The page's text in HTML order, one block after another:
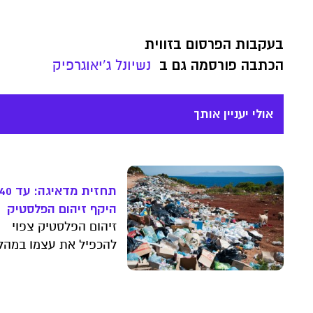
בעקבות הפרסום בזווית
הכתבה פורסמה גם ב נשיונל ג'יאוגרפיק
אולי יעניין אותך
תחזית
היקף זיהום הפלסטיק
ישתווה למשאית שלמה
מדי שנייה
זיהום הפלסטיק צפוי
להכפיל את עצמו